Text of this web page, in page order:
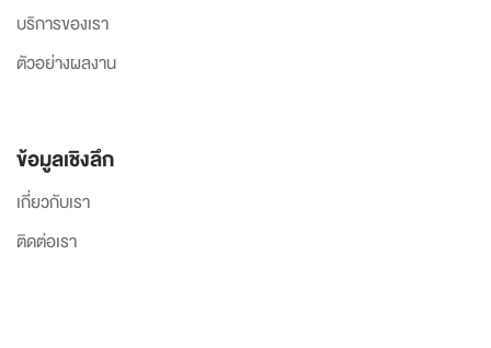
บริการของเรา
ตัวอย่างผลงาน
ข้อมูลเชิงลึก
เกี่ยวกับเรา
ติดต่อเรา